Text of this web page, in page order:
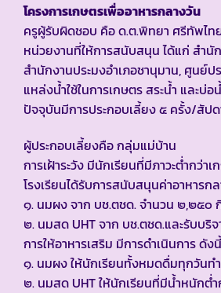
โครงการเกษตรเพื่ออาหารกลางวัน
ครูผู้รับผิดชอบ คือ ด.ต.พิทยา ศรีทัพไท
หน่วยงานที่ให้การสนับสนุน ได้แก่ สำนั
สำนักงานประมงอำเภอชานุมาน, ศูนย์ป
แหล่งน้ำใช้ในการเกษตร สระน้ำ และบ่อ
ปัจจุบันมีการประกอบเลี้ยง ๕ ครั้ง/สัป
ผู้ประกอบเลี้ยงคือ กลุ่มแม่บ้าน
การเฝ้าระวัง มีนักเรียนที่มีภาวะต่ำกว่
โรงเรียนได้รับการสนับสนุนค่าอาหาร
๑. นมผง จาก บช.ตชด. จำนวน ๒,๒๕๐
๒. นมสด UHT จาก บช.ตชด.และรับบ
การให้อาหารเสริม มีการดำเนินการ ดังนี้
๑. นมผง ให้นักเรียนทั้งหมดดื่มทุกวันท
๒. นมสด UHT ให้นักเรียนที่มีน้ำหนักต่